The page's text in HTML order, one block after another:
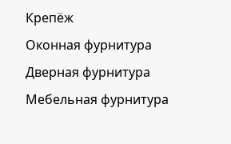
Крепёж
Оконная фурнитура
Дверная фурнитура
Мебельная фурнитура